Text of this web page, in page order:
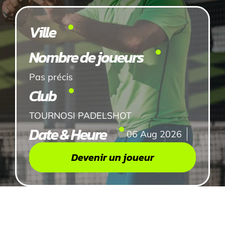
Ville
Nombre de joueurs
Pas précis
Club
TOURNOSI PADELSHOT
Date & Heure 06 Aug 2026
Devenir un joueur